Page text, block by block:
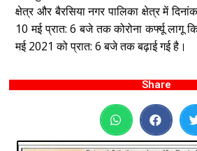
क्षेत्र और बैरसिया नगर पालिका क्षेत्र में
10 मई प्रात: 6 बजे तक कोरोना कर्फ्यू लागू
मई 2021 को प्रात: 6 बजे तक बढ़ाई गई है।
Share